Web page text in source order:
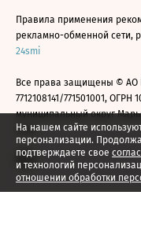
На нашем сайте
персонализации.
подтверждаете свое
и технологий
отношении обработки
Правила применения
рекламно-обменной сети,
24smi
Все права защищены ©
7712108141/771501001, ОГРН
муниципальный округ
2026